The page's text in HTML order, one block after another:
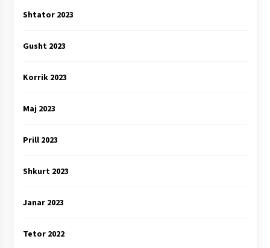
Shtator 2023
Gusht 2023
Korrik 2023
Maj 2023
Prill 2023
Shkurt 2023
Janar 2023
Tetor 2022